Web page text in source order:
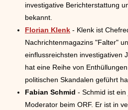
investigative Berichterstattung
bekannt.
Florian Klenk - Klenk ist
Nachrichtenmagazins "Falter"
einflussreichsten investigativen
hat eine Reihe von
politischen Skandalen geführt
Fabian Schmid - Schmid ist
Moderator beim ORF. Er ist in